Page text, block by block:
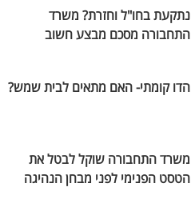
נתקעת בחו"ל וחזרת? משרד
התחבורה מסכם מבצע חשוב
הדו קומתי- האם מתאים לבית שמש?
משרד התחבורה שוקל לבטל את
הטסט הפנימי לפני מבחן הנהיגה